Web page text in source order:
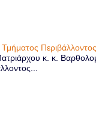
Περιβάλλοντος
κ. κ.